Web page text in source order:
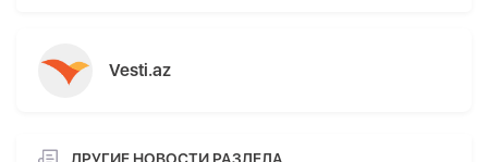
Vesti.az
ДРУГИЕ НОВОСТИ РАЗДЕЛА